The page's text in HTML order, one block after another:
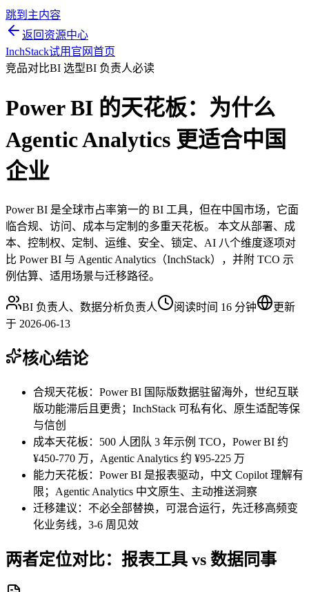
跳到主内容
返回资源中心
InchStack试用 官网首页
竞品对比BI 选型BI 负责人必读
Power BI 的天花板：为什么
Agentic Analytics 更适合中国
企业
Power BI 是全球市占率第一的 BI 工具，但在中国市场，它面
临合规、访问、成本与定制的多重天花板。 本文从部署、成
本、控制权、定制、运维、安全、锁定、AI 八个维度逐项对
比 Power BI 与 Agentic Analytics（InchStack），并附 TCO 示
例估算、适用场景与迁移路径。
BI 负责人、数据分析负责人 阅读时间 16 分钟
更新
于 2026-06-13
核心结论
合规天花板： Power BI 国际版数据驻留海外，世纪互联
版功能滞后且更贵；InchStack 可私有化、原生适配等保
与信创
成本天花板： 500 人团队 3 年示例 TCO，Power BI 约
¥450-770 万，Agentic Analytics 约 ¥95-225 万
能力天花板： Power BI 是报表驱动，中文 Copilot 理解有
限；Agentic Analytics 中文原生、主动推送洞察
迁移建议： 不必全部替换，可混合运行，先迁移高频变
化业务线，3-6 周见效
两者定位对比：报表工具 vs 数据同事